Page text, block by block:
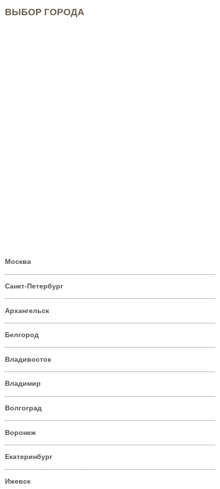
ВЫБОР ГОРОДА
Москва
Санкт-Петербург
Архангельск
Белгород
Владивосток
Владимир
Волгоград
Воронеж
Екатеринбург
Ижевск